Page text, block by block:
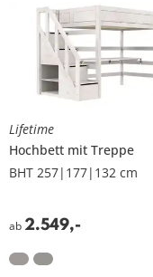
Lifetime
Hochbett mit Treppe
BHT 257|177|132 cm
ab 2.549,-